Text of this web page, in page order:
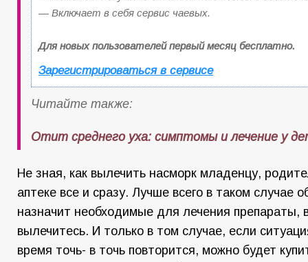
— Включает в себя сервис чаевых.
Для новых пользователей первый месяц бесплатно.
Зарегистрироваться в сервисе
Читайте также:
Отит среднего уха: симптомы и лечение у
Не зная, как вылечить насморк младенцу,
аптеке все и сразу. Лучше всего в таком случае
назначит необходимые для лечения препараты,
вылечитесь. И только в том случае, если
время точь- в точь повторится, можно будет